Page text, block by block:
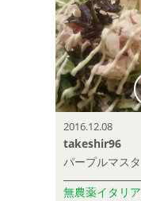
2016.12.08
takeshir96